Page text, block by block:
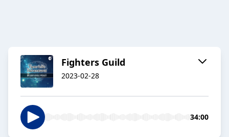
Fighters Guild
2023-02-28
34:00